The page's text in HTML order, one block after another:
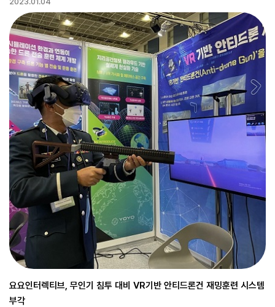
요요인터렉티브, 무인기 침투 대비 VR기반 안티드론건 재밍훈련 시스템
부각